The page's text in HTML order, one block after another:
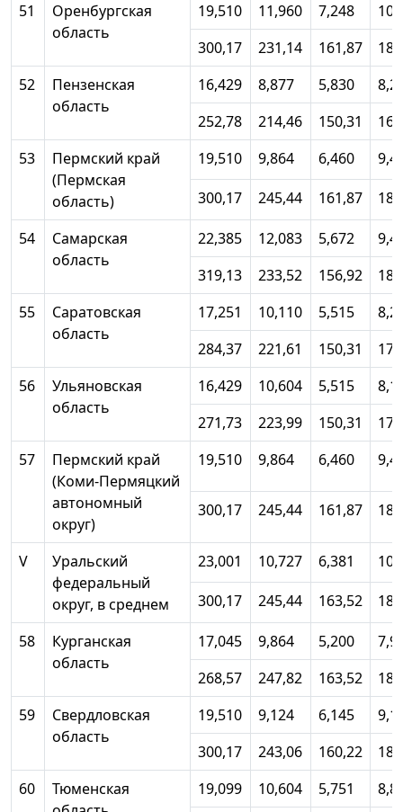
51
Оренбургская
область
19,510 11,960 7,248
300,17
231,14 161,87
52
Пензенская
область
16,429 8,877 5,830
252,78
214,46 150,31
53
Пермский край
(Пермская
область)
19,510 9,864 6,460
300,17
245,44 161,87
54
Самарская
область
22,385 12,083 5,672
319,13
233,52 156,92
55
Саратовская
область
17,251 10,110 5,515
284,37
221,61 150,31
56
Ульяновская
область
16,429 10,604 5,515
271,73
223,99 150,31
57
Пермский край
(Коми-Пермяцкий
автономный
округ)
19,510 9,864 6,460
300,17 245,44 161,87
V
Уральский
федеральный
округ, в среднем
23,001 10,727 6,381
300,17
245,44 163,52
58
Курганская
область
17,045 9,864 5,200
268,57
247,82 163,52
59
Свердловская
область
19,510 9,124 6,145
300,17
243,06 160,22
60
Тюменская
19,099 10,604 5,751